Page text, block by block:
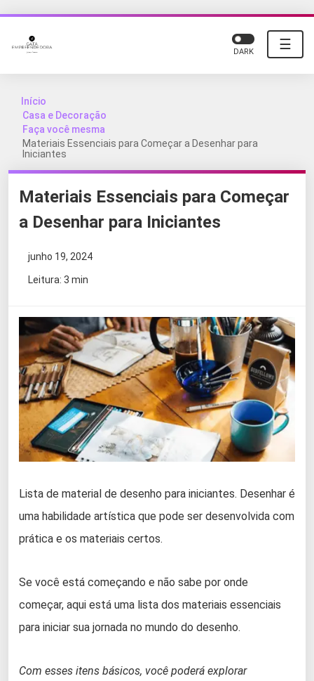
☰
DARK
Início
Casa e Decoração
Faça você mesma
Materiais Essenciais para Começar a Desenhar para
Iniciantes
Materiais Essenciais para Começar
a Desenhar para Iniciantes
junho 19, 2024
Leitura: 3 min
Lista de material de desenho para iniciantes. Desenhar é
uma habilidade artística que pode ser desenvolvida com
prática e os materiais certos.
Se você está começando e não sabe por onde
começar, aqui está uma lista dos materiais essenciais
para iniciar sua jornada no mundo do desenho.
Com esses itens básicos, você poderá explorar